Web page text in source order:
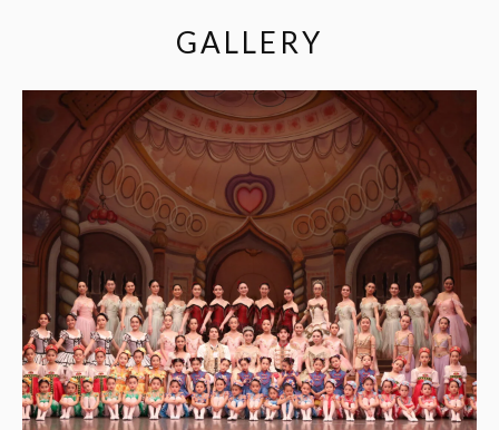
GALLERY